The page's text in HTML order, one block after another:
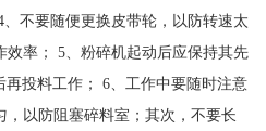
不要随便更换皮带轮，以防转速太
率； 5、粉碎机起动后应保持其先
再投料工作； 6、工作中要随时注意
以防阻塞碎料室；其次，不要长